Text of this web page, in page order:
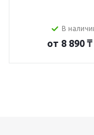
В
от 8 890 ₸